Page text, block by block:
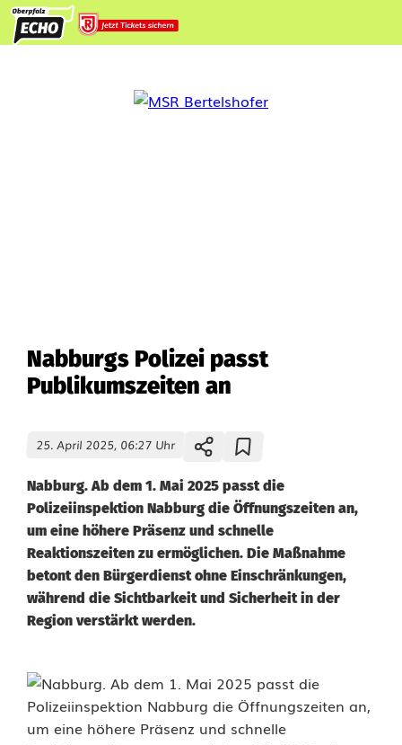
Nabburgs Polizei passt
Publikumszeiten an
25. April 2025, 06:27 Uhr
Nabburg. Ab dem 1. Mai 2025 passt die
Polizeiinspektion Nabburg die Öffnungszeiten an,
um eine höhere Präsenz und schnelle
Reaktionszeiten zu ermöglichen. Die Maßnahme
betont den Bürgerdienst ohne Einschränkungen,
während die Sichtbarkeit und Sicherheit in der
Region verstärkt werden.